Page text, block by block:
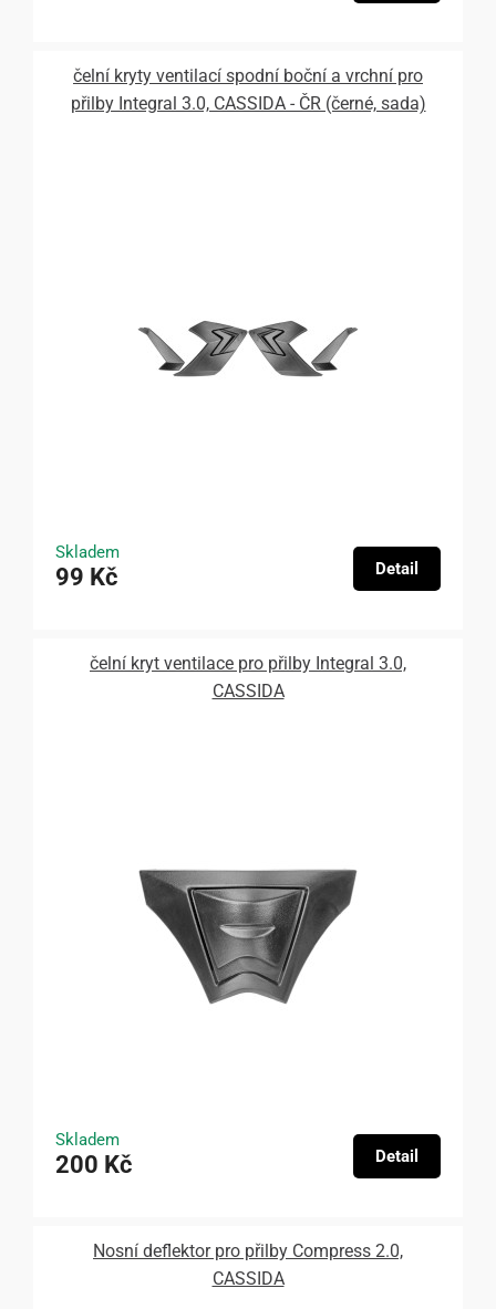
čelní kryty ventilací spodní boční a vrchní pro
přilby Integral 3.0, CASSIDA - ČR (černé, sada)
Skladem
99 Kč Detail
čelní kryt ventilace pro přilby Integral 3.0,
CASSIDA
Skladem
200 Kč Detail
Nosní deflektor pro přilby Compress 2.0,
CASSIDA